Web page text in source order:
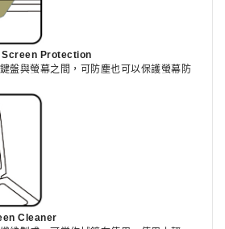
Screen Protection
盤與螢幕之間，可防塵也可以保護螢幕防
Cleaner